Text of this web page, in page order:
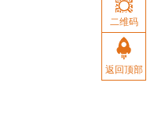
二维码
返回顶部
二维码
返回顶部